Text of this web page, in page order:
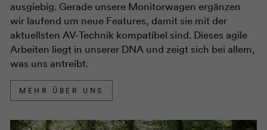
ausgiebig. Gerade unsere Monitorwagen ergänzen
wir laufend um neue Features, damit sie mit der
aktuellsten AV-Technik kompatibel sind. Dieses agile
Arbeiten liegt in unserer DNA und zeigt sich bei allem,
was uns antreibt.
MEHR ÜBER UNS